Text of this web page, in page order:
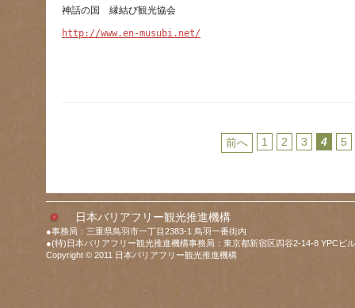
http://www.en-musubi.net/
前へ 1 2 3 4 5
日本バリアフリー観光推進機構
●事務局：三重県鳥羽市一丁目2383-1 鳥羽一番街内
●(特)日本バリアフリー観光推進機構事務局：東京都新宿区四谷2-14-8 YPCビ
Copyright © 2011 日本バリアフリー観光推進機構